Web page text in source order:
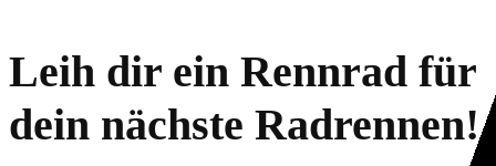
Leih dir ein Rennrad für
dein nächste Radrennen!